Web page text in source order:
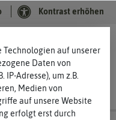
Kontrast erhöhen
Technologien auf unserer
Daten von
IP-Adresse), um z.B.
Medien von
auf unsere Website
erfolgt erst durch